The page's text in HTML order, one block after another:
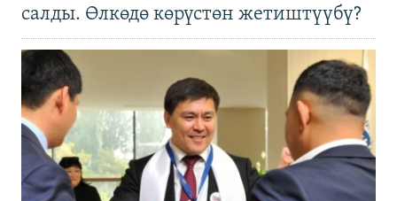
салды. Өлкөдө көрүстөн жетиштүүбү?